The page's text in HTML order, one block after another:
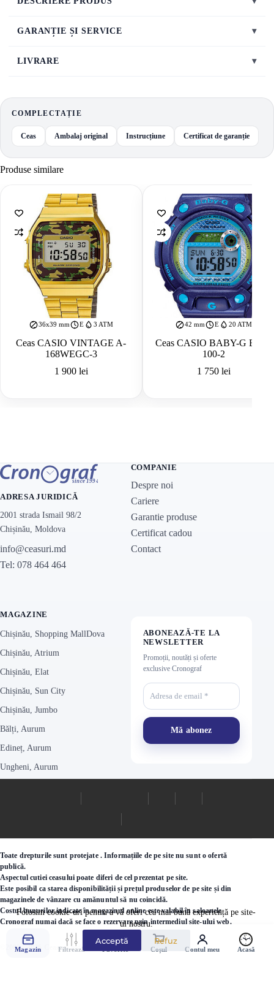
Folosim cookie-uri pentru a vă oferi cea mai bună experiență pe site-
ul nostru.
Acceptă Refuz
GARANȚIE ȘI SERVICE ▾
LIVRARE ▾
COMPLECTAȚIE
Ceas Ambalaj original Instrucțiune Certificat de garanție
Produse similare
36x39 mm E 3 ATM
Ceas CASIO VINTAGE A-
168WEGC-3
1 900 lei
42 mm E 20 ATM
Ceas CASIO BABY-G BLX-
100-2
1 750 lei
ADRESA JURIDICĂ
2001 strada Ismail 98/2
Chișinău, Moldova
info@ceasuri.md
Tel: 078 464 464
COMPANIE
Despre noi
Cariere
Garantie produse
Certificat cadou
Contact
MAGAZINE
Chișinău, Shopping MallDova
Chișinău, Atrium
Chișinău, Elat
Chișinău, Sun City
Chișinău, Jumbo
Bălți, Aurum
Edineț, Aurum
Ungheni, Aurum
ABONEAZĂ-TE LA
NEWSLETTER
Promoții, noutăți și oferte
exclusive Cronograf
Toate drepturile sunt protejate . Informațiile de pe site nu sunt o ofertă
publică.
Aspectul cutiei ceasului poate diferi de cel prezentat pe site.
Este posibil ca starea disponibilității și prețul produselor de pe site și din
magazinele de vânzare cu amănuntul să nu coincidă.
Costul bunurilor indicate în magazinul online este valabil în saloanele
Cronograf numai dacă se face o rezervare prin intermediul site-ului web.
©2000 - 2026 Ceasuri.md
Magazin Filtrează Coșul Contul meu Acasă